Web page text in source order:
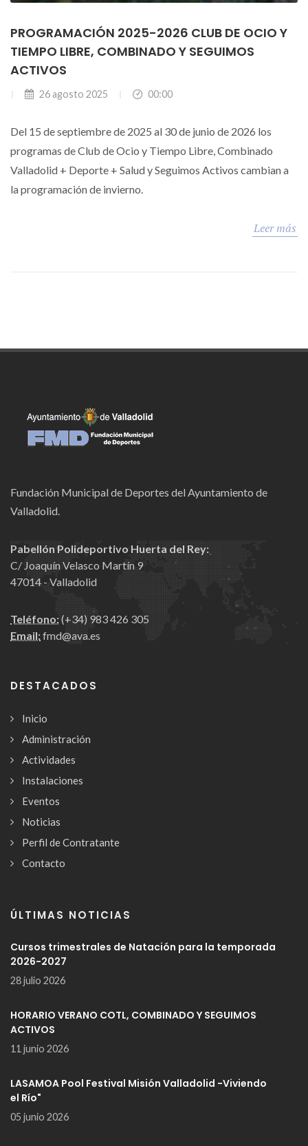
PROGRAMACIÓN 2025-2026 CLUB DE OCIO Y
TIEMPO LIBRE, COMBINADO Y SEGUIMOS
ACTIVOS
26 agosto 2025 00:00
Del 15 de septiembre de 2025 al 30 de junio de 2026 los
programas de Club de Ocio y Tiempo Libre, Combinado
Valladolid + Deporte + Salud y Seguimos Activos cambian a
la programación de invierno.
Leer más
Fundación Municipal de Deportes del Ayuntamiento de
Valladolid.
Pabellón Polideportivo Huerta del Rey:
C/ Joaquín Velasco Martín 9
47014 - Valladolid
Teléfono:(+34) 983 426 305
Email:fmd@ava.es
DESTACADOS
Inicio
Administración
Actividades
Instalaciones
Eventos
Noticias
Perfil de Contratante
Contacto
ÚLTIMAS NOTICIAS
Cursos trimestrales de Natación para la temporada
2026-2027
28 julio 2026
HORARIO VERANO COTL, COMBINADO Y SEGUIMOS
ACTIVOS
11 junio 2026
LASAMOA Pool Festival Misión Valladolid -Viviendo
el Río"
05 junio 2026